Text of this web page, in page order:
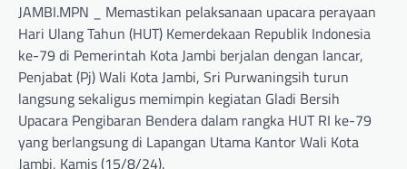
JAMBI.MPN _ Memastikan pelaksanaan upacara perayaan
Hari Ulang Tahun (HUT) Kemerdekaan Republik Indonesia
ke-79 di Pemerintah Kota Jambi berjalan dengan lancar,
Penjabat (Pj) Wali Kota Jambi, Sri Purwaningsih turun
langsung sekaligus memimpin kegiatan Gladi Bersih
Upacara Pengibaran Bendera dalam rangka HUT RI ke-79
yang berlangsung di Lapangan Utama Kantor Wali Kota
Jambi, Kamis (15/8/24).